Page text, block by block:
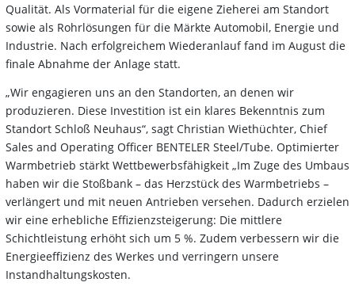
Qualität. Als Vormaterial für die eigene Zieherei am Standort
sowie als Rohrlösungen für die Märkte Automobil, Energie und
Industrie. Nach erfolgreichem Wiederanlauf fand im August die
finale Abnahme der Anlage statt.
„Wir engagieren uns an den Standorten, an denen wir
produzieren. Diese Investition ist ein klares Bekenntnis zum
Standort Schloß Neuhaus“, sagt Christian Wiethüchter, Chief
Sales and Operating Officer BENTELER Steel/Tube. Optimierter
Warmbetrieb stärkt Wettbewerbsfähigkeit „Im Zuge des Umbaus
haben wir die Stoßbank – das Herzstück des Warmbetriebs –
verlängert und mit neuen Antrieben versehen. Dadurch erzielen
wir eine erhebliche Effizienzsteigerung: Die mittlere
Schichtleistung erhöht sich um 5 %. Zudem verbessern wir die
Energieeffizienz des Werkes und verringern unsere
Instandhaltungskosten.